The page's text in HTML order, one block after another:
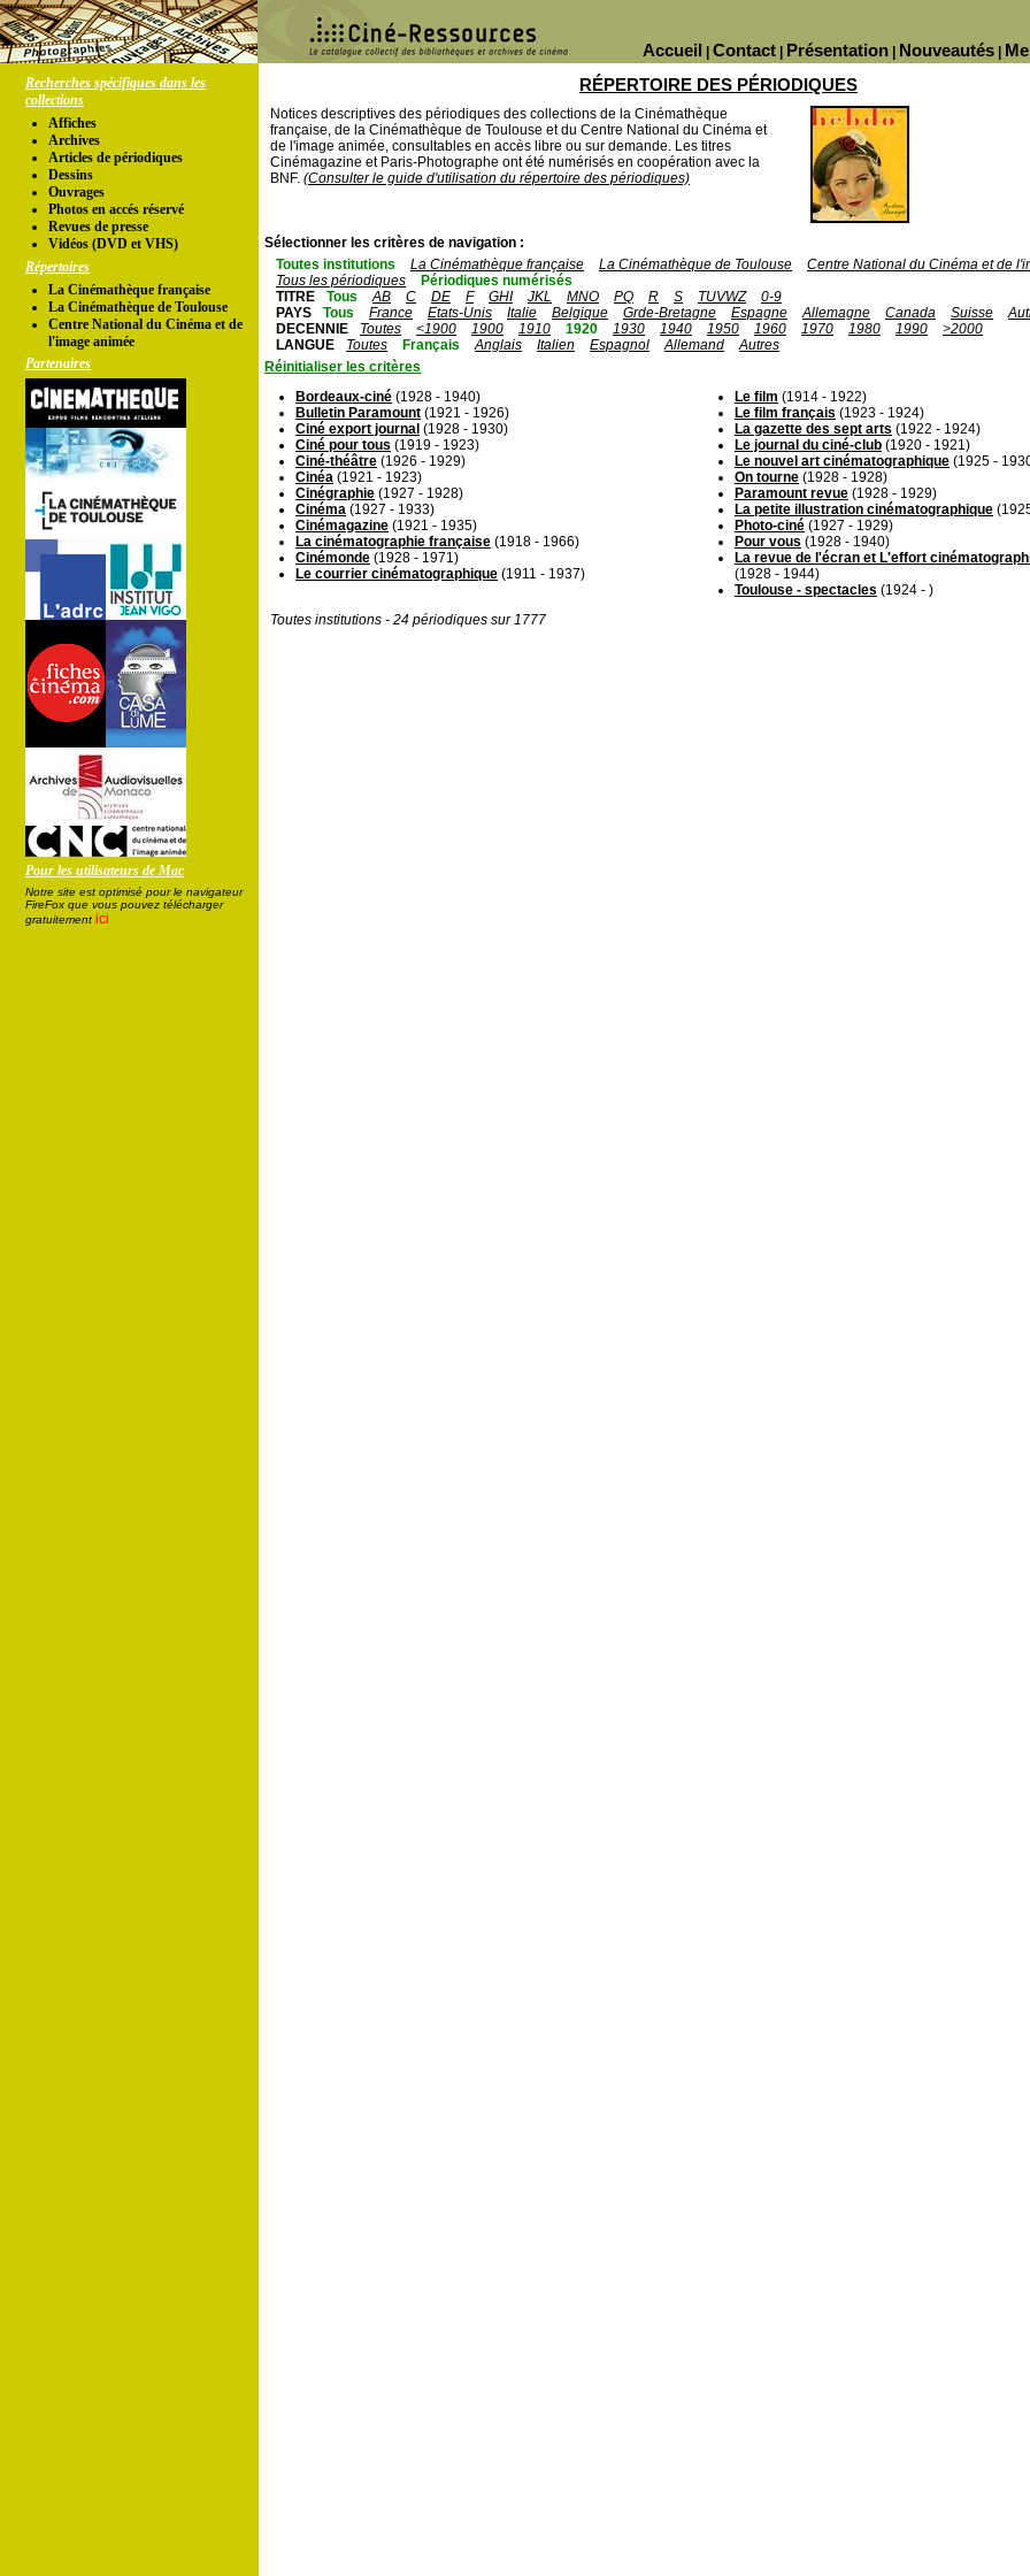
Nouveautés
Présentation
Contact
Accueil
Recherches spécifiques dans les
collections
Affiches
Archives
Articles de périodiques
Dessins
Ouvrages
Photos en accés réservé
Revues de presse
Vidéos (DVD et VHS)
Répertoires
La Cinémathèque française
La Cinémathèque de Toulouse
Centre National du Cinéma et de
l'image animée
Partenaires
Pour les utilisateurs de Mac
Notre site est optimisé pour le navigateur
FireFox que vous pouvez télécharger
gratuitement ici
RÉPERTOIRE DES PÉRIODIQUES
Notices descriptives des périodiques des collections de la Cinémathèque
française, de la Cinémathèque de Toulouse et du Centre National du Cinéma et
de l'image animée, consultables en accès libre ou sur demande. Les titres
Cinémagazine et Paris-Photographe ont été numérisés en coopération avec la
BNF. (Consulter le guide d'utilisation du répertoire des périodiques)
Sélectionner les critères de navigation :
Toutes institutions
La Cinémathèque française La Cinémathèque de Toulouse
Centre National du Cinéma et de
Tous les périodiques
Périodiques numérisés
TITRE
Tous AB C DE F GHI JKL MNO PQ R S TUVWZ
0-9
PAYS
Tous France Etats-Unis Italie Belgique Grde-Bretagne Espagne Allemagne Canada Suisse
DECENNIE
Toutes <1900 1900 1910 1920 1930 1940 1950 1960 1970 1980 1990
>2000
LANGUE
Toutes Français Anglais Italien Espagnol Allemand
Autres
Réinitialiser les critères
Bordeaux-ciné (1928 - 1940)
Bulletin Paramount (1921 - 1926)
Ciné export journal (1928 - 1930)
Ciné pour tous (1919 - 1923)
Ciné-théâtre (1926 - 1929)
Cinéa (1921 - 1923)
Cinégraphie (1927 - 1928)
Cinéma (1927 - 1933)
Cinémagazine (1921 - 1935)
La cinématographie française (1918 - 1966)
Cinémonde (1928 - 1971)
Le courrier cinématographique (1911 - 1937)
Le film (1914 - 1922)
Le film français (1923 - 1924)
La gazette des sept arts (1922 - 1924)
Le journal du ciné-club (1920 - 1921)
Le nouvel art cinématographique (1925 -
On tourne (1928 - 1928)
Paramount revue (1928 - 1929)
La petite illustration cinématographique
Photo-ciné (1927 - 1929)
Pour vous (1928 - 1940)
La revue de l'écran et L'effort
(1928 - 1944)
Toulouse - spectacles (1924 - )
Toutes institutions - 24 périodiques sur 1777